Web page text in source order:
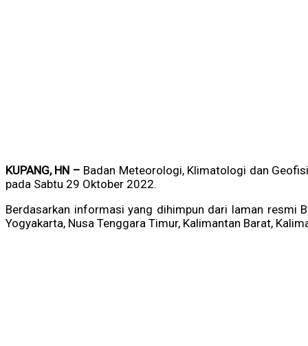
KUPANG, HN – Badan Meteorologi, Klimatologi dan
pada Sabtu 29 Oktober 2022.
Berdasarkan informasi yang dihimpun dari laman resmi
Yogyakarta, Nusa Tenggara Timur, Kalimantan Barat,